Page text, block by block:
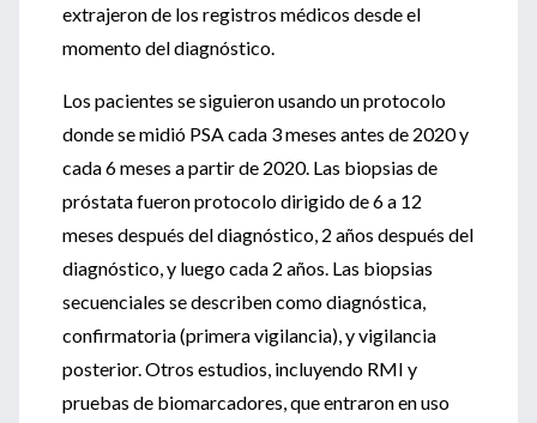
extrajeron de los registros médicos desde el
momento del diagnóstico.
Los pacientes se siguieron usando un protocolo
donde se midió PSA cada 3 meses antes de 2020 y
cada 6 meses a partir de 2020. Las biopsias de
próstata fueron protocolo dirigido de 6 a 12
meses después del diagnóstico, 2 años después del
diagnóstico, y luego cada 2 años. Las biopsias
secuenciales se describen como diagnóstica,
confirmatoria (primera vigilancia), y vigilancia
posterior. Otros estudios, incluyendo RMI y
pruebas de biomarcadores, que entraron en uso